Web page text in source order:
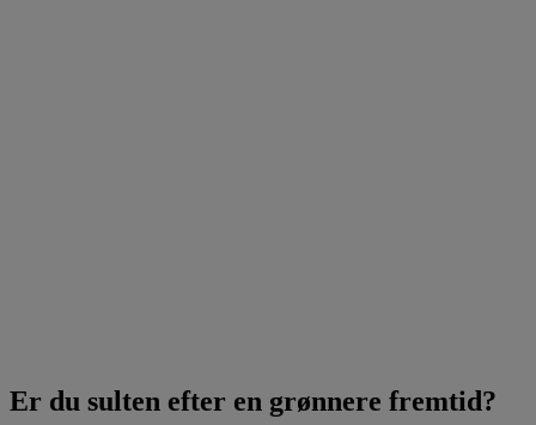
Er du sulten efter en grønnere fremtid?